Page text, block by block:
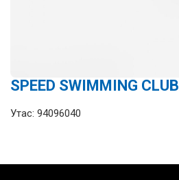
SPEED SWIMMING CLUB
Утас: 94096040